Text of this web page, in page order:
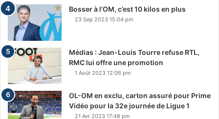
Bosser à l’OM, c’est 10 kilos en plus
23 Sep 2023 15:04 pm
Médias : Jean-Louis Tourre refuse RTL,
RMC lui offre une promotion
1 Août 2023 12:06 pm
OL-OM en exclu, carton assuré pour Prime
Vidéo pour la 32e journée de Ligue 1
21 Avr 2023 17:48 pm